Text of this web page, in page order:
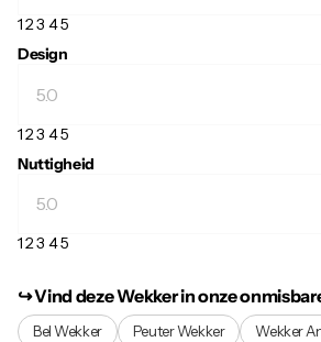
123 45
Design
123 45
Nuttigheid
123 45
↪︎ Vind deze Wekker in onze
Bel Wekker Peuter Wekker
Wekker